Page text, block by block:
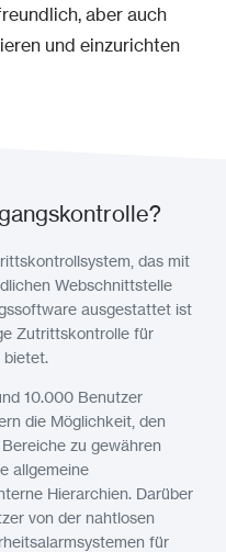
aber auch
und einzurichten
das mit
Webschnittstelle
ausgestattet ist
Zutrittskontrolle für
bietet.
10.000 Benutzer
die Möglichkeit, den
zu gewähren
allgemeine
Hierarchien. Darüber
von der nahtlosen
für